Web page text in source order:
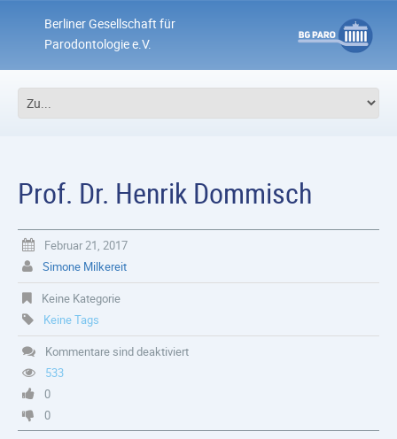
Berliner Gesellschaft für
Parodontologie e.V.
Prof. Dr. Henrik Dommisch
Februar 21, 2017
Simone Milkereit
Keine Kategorie
Keine Tags
Kommentare sind deaktiviert
533
0
0